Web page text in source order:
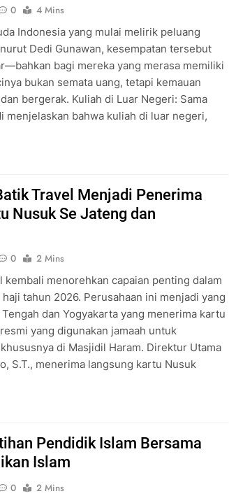
0
4 Mins
Indonesia yang mulai melirik peluang
Dedi Gunawan, kesempatan tersebut
bagi mereka yang merasa memiliki
bukan semata uang, tetapi kemauan
bergerak. Kuliah di Luar Negeri: Sama
menjelaskan bahwa kuliah di luar negeri,
Travel Menjadi Penerima
Nusuk Se Jateng dan
0
2 Mins
kembali menorehkan capaian penting dalam
tahun 2026. Perusahaan ini menjadi yang
dan Yogyakarta yang menerima kartu
yang digunakan jamaah untuk
di Masjidil Haram. Direktur Utama
S.T., menerima langsung kartu Nusuk
Pendidik Islam Bersama
Islam
0
2 Mins